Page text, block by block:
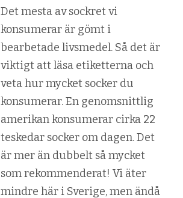
Det mesta av sockret vi
konsumerar är gömt i
bearbetade livsmedel. Så det är
viktigt att läsa etiketterna och
veta hur mycket socker du
konsumerar. En genomsnittlig
amerikan konsumerar cirka 22
teskedar socker om dagen. Det
är mer än dubbelt så mycket
som rekommenderat! Vi äter
mindre här i Sverige, men ändå